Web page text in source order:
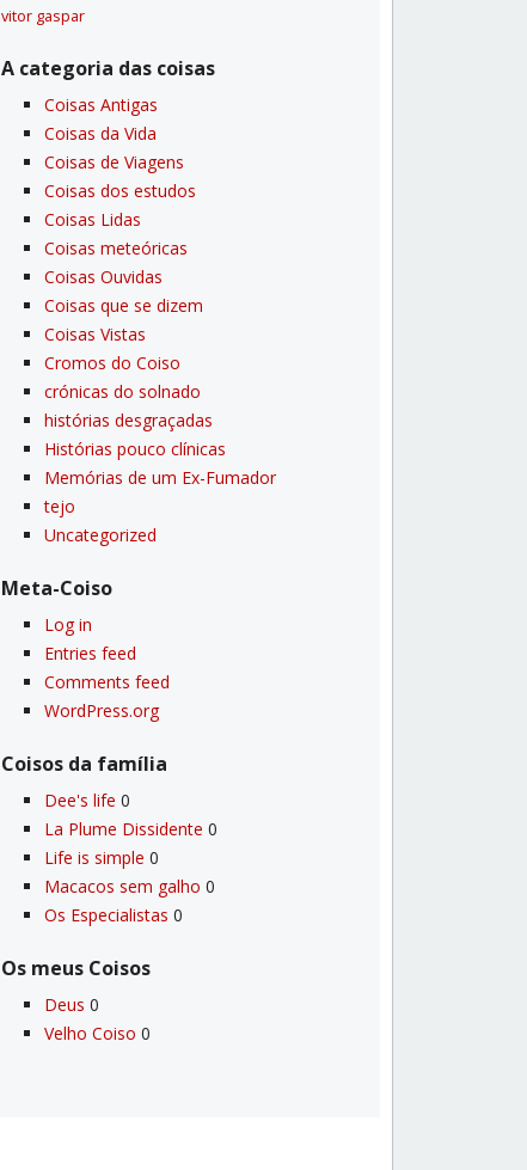
vitor gaspar
A categoria das coisas
Coisas Antigas
Coisas da Vida
Coisas de Viagens
Coisas dos estudos
Coisas Lidas
Coisas meteóricas
Coisas Ouvidas
Coisas que se dizem
Coisas Vistas
Cromos do Coiso
crónicas do solnado
histórias desgraçadas
Histórias pouco clí­nicas
Memórias de um Ex-Fumador
tejo
Uncategorized
Meta-Coiso
Log in
Entries feed
Comments feed
WordPress.org
Coisos da famí­lia
Dee's life 0
La Plume Dissidente 0
Life is simple 0
Macacos sem galho 0
Os Especialistas 0
Os meus Coisos
Deus 0
Velho Coiso 0